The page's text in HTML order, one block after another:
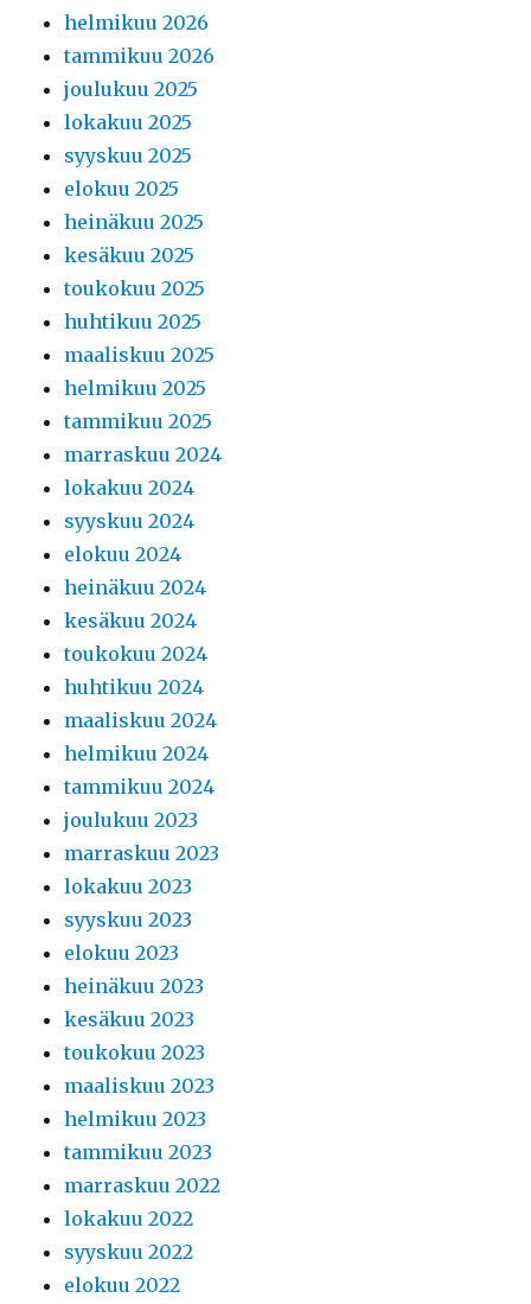
helmikuu 2026
tammikuu 2026
joulukuu 2025
lokakuu 2025
syyskuu 2025
elokuu 2025
heinäkuu 2025
kesäkuu 2025
toukokuu 2025
huhtikuu 2025
maaliskuu 2025
helmikuu 2025
tammikuu 2025
marraskuu 2024
lokakuu 2024
syyskuu 2024
elokuu 2024
heinäkuu 2024
kesäkuu 2024
toukokuu 2024
huhtikuu 2024
maaliskuu 2024
helmikuu 2024
tammikuu 2024
joulukuu 2023
marraskuu 2023
lokakuu 2023
syyskuu 2023
elokuu 2023
heinäkuu 2023
kesäkuu 2023
toukokuu 2023
maaliskuu 2023
helmikuu 2023
tammikuu 2023
marraskuu 2022
lokakuu 2022
syyskuu 2022
elokuu 2022